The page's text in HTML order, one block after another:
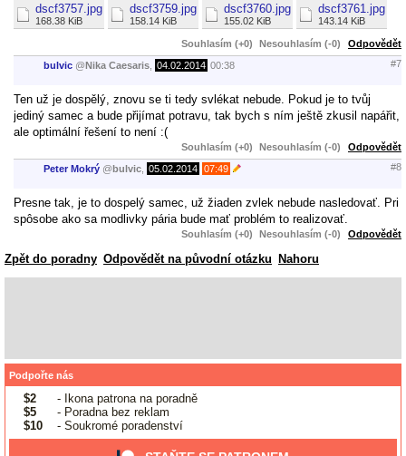
dscf3757.jpg
168.38 KiB
dscf3759.jpg
158.14 KiB
dscf3760.jpg
155.02 KiB
dscf3761.jpg
143.14 KiB
Souhlasím (+0) Nesouhlasím (-0) Odpovědět
bulvic @ Nika Caesaris 04.02.2014 00:38 #7
Ten už je dospělý, znovu se ti tedy svlékat nebude. Pokud je to tvůj
jediný samec a bude přijímat potravu, tak bych s ním ještě zkusil napářit,
ale optimální řešení to není :(
Souhlasím (+0) Nesouhlasím (-0) Odpovědět
Peter Mokrý @ bulvic 05.02.2014 07:49 #8
Presne tak, je to dospelý samec, už žiaden zvlek nebude nasledovať. Pri
spôsobe ako sa modlivky pária bude mať problém to realizovať.
Souhlasím (+0) Nesouhlasím (-0) Odpovědět
Zpět do poradny Odpovědět na původní otázku Nahoru
Podpořte nás
$2
- Ikona patrona na poradně
$5
- Poradna bez reklam
$10
- Soukromé poradenství